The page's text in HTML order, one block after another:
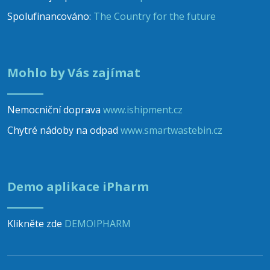
Spolufinancováno: The Country for the future
Mohlo by Vás zajímat
Nemocniční doprava www.ishipment.cz
Chytré nádoby na odpad www.smartwastebin.cz
Demo aplikace iPharm
Klikněte zde DEMOIPHARM